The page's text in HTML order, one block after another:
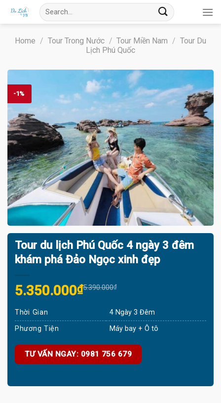
Skip
Search
for:
Home / Tour Trong Nước / Tour Miền Nam / Tour Du
Lịch Phú Quốc
-1%
Tour du lịch Phú Quốc 4 ngày 3 đêm
khám phá Đảo Ngọc xinh đẹp
5.390.000₫
Original
was:
5.390.000₫.
5.350.000₫
Current
is:
5.350.000₫.
Thời Gian
4 Ngày 3 Đêm
Phương Tiện
Máy bay + Ô tô
TƯ VẤN NGAY: 0981 756 679